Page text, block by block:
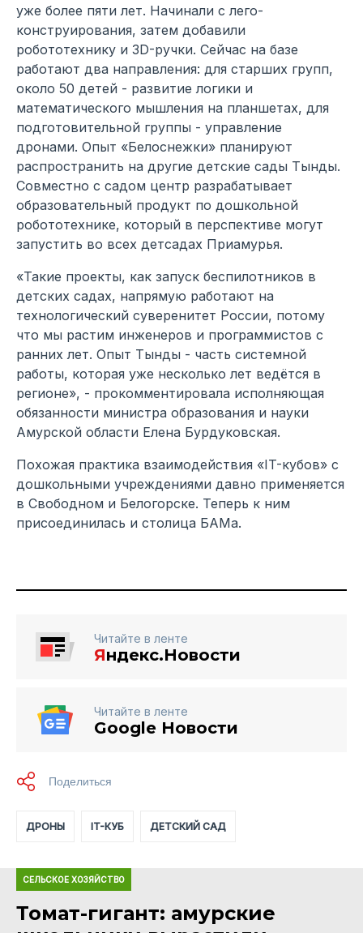
уже более пяти лет. Начинали с лего-
конструирования, затем добавили
робототехнику и 3D-ручки. Сейчас на базе
работают два направления: для старших групп,
около 50 детей - развитие логики и
математического мышления на планшетах, для
подготовительной группы - управление
дронами. Опыт «Белоснежки» планируют
распространить на другие детские сады Тынды.
Совместно с садом центр разрабатывает
образовательный продукт по дошкольной
робототехнике, который в перспективе могут
запустить во всех детсадах Приамурья.
«Такие проекты, как запуск беспилотников в
детских садах, напрямую работают на
технологический суверенитет России, потому
что мы растим инженеров и программистов с
ранних лет. Опыт Тынды - часть системной
работы, которая уже несколько лет ведётся в
регионе», - прокомментировала исполняющая
обязанности министра образования и науки
Амурской области Елена Бурдуковская.
Похожая практика взаимодействия «IT-кубов» с
дошкольными учреждениями давно применяется
в Свободном и Белогорске. Теперь к ним
присоединилась и столица БАМа.
Читайте в ленте
Яндекс.Новости
Читайте в ленте
Google Новости
ДРОНЫ IT-КУБ ДЕТСКИЙ САД
СЕЛЬСКОЕ ХОЗЯЙСТВО
Томат-гигант: амурские